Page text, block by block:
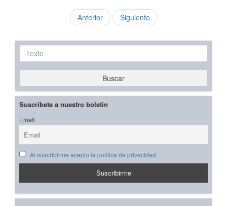
Anterior Siguiente
Texto
Buscar
Suscríbete a nuestro boletín
Email
Al suscribirme acepto la política de privacidad